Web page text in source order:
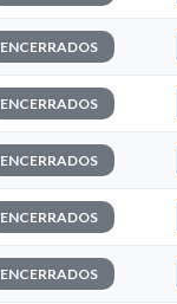
ENCERRADOS
ENCERRADOS
ENCERRADOS
ENCERRADOS
ENCERRADOS